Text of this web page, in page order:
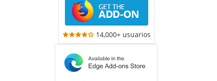
14,000+ usuarios